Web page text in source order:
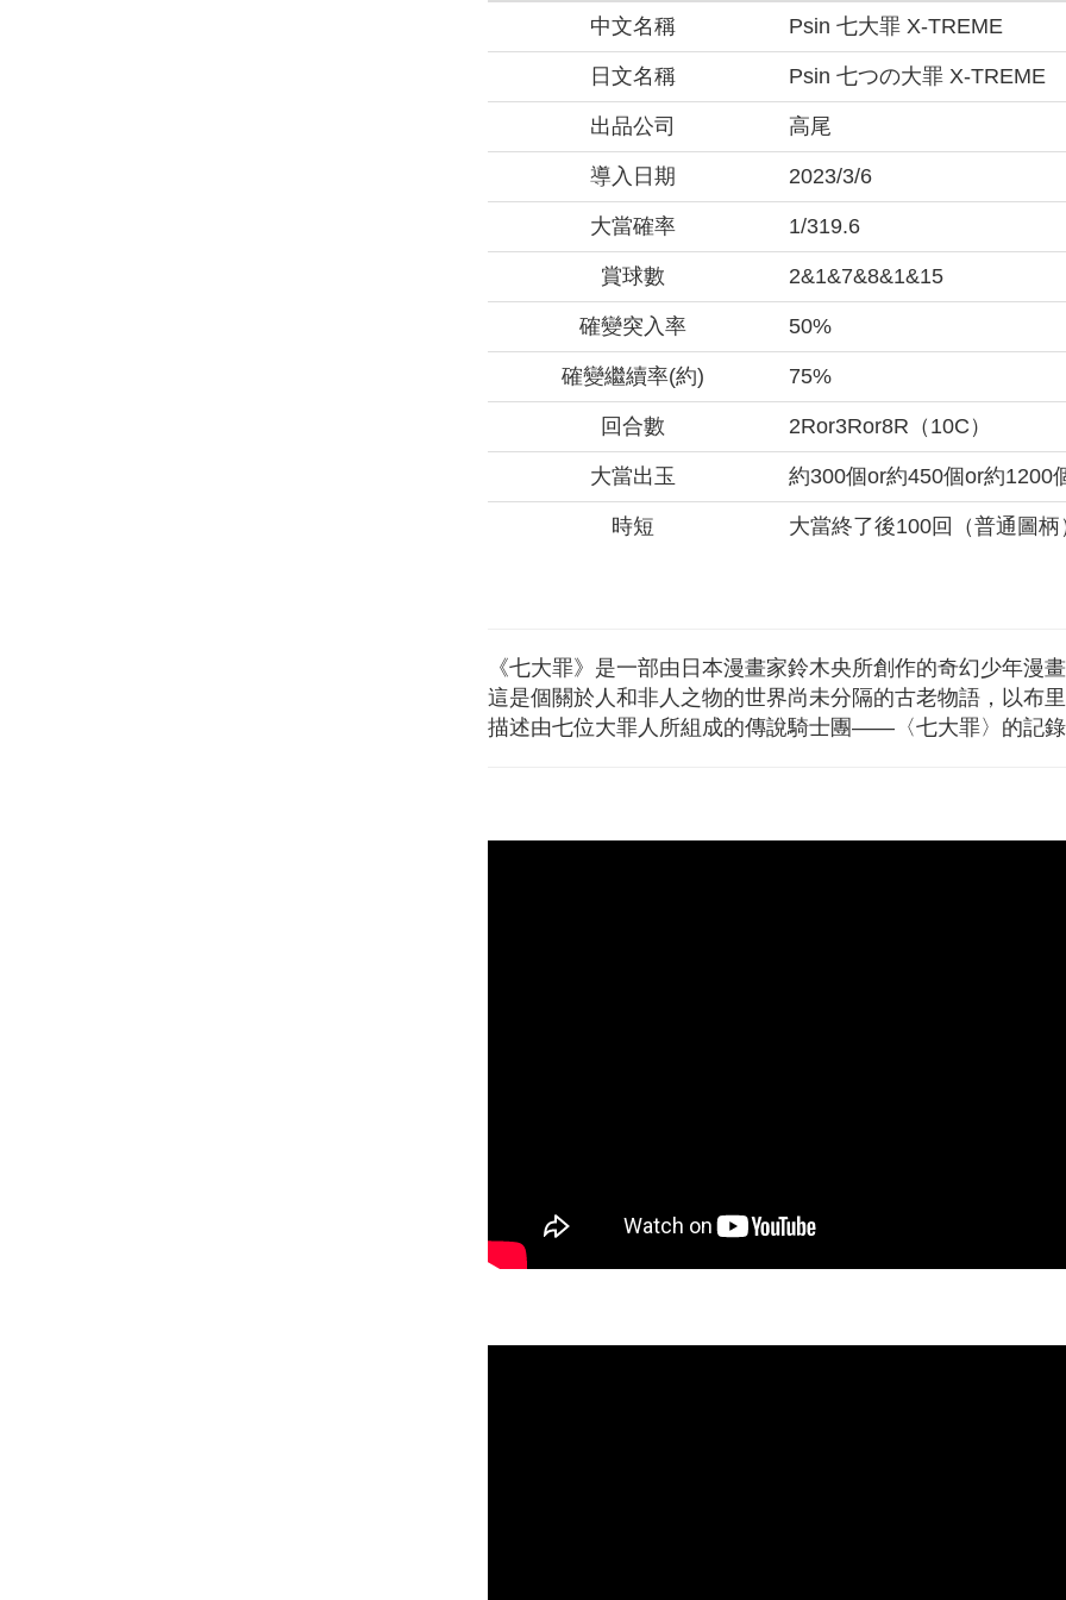
中文名稱 Psin 七大罪 X-TREME
日文名稱 Psin 七つの大罪 X-TREME
出品公司 高尾
導入日期 2023/3/6
大當確率 1/319.6
賞球數 2&1&7&8&1&15
確變突入率 50%
確變繼續率(約) 75%
回合數 2Ror3Ror8R（10C）
大當出玉 約300個or約450個or約1200
時短 大當終了後100回（普通圖柄
《七大罪》是一部由日本漫畫家鈴木央所創作的奇幻少年漫
這是個關於人和非人之物的世界尚未分隔的古老物語，以布
描述由七位大罪人所組成的傳說騎士團——〈七大罪〉的記